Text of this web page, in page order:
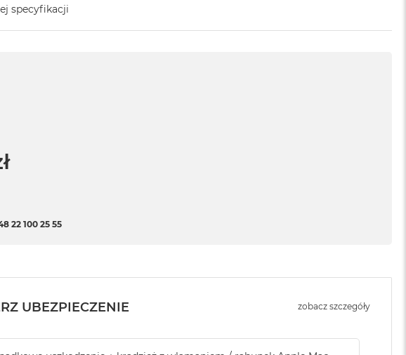
specyfikacji
22 100 25 55
UBEZPIECZENIE zobacz szczegóły